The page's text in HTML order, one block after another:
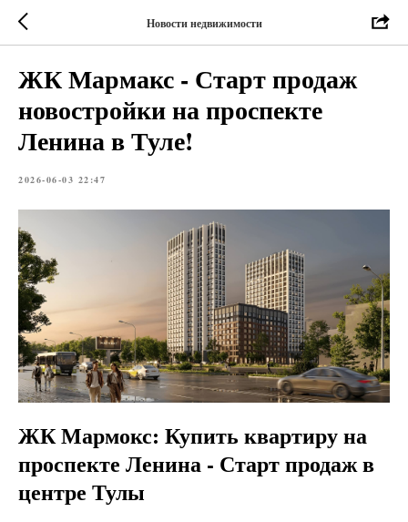
Новости недвижимости
ЖК Мармакс - Старт продаж
новостройки на проспекте
Ленина в Туле!
2026-06-03 22:47
ЖК Мармокс: Купить квартиру на
проспекте Ленина - Старт продаж в
центре Тулы